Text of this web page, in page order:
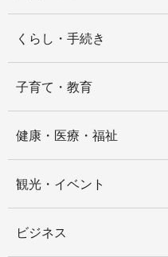
くらし・手続き
子育て・教育
健康・医療・福祉
観光・イベント
ビジネス